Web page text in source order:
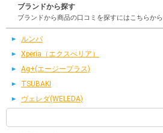
ブランドから探す
ブランドから商品の口コミを探すにはこちらから
ルンバ
Xperia（エクスぺリア）
Ag+(エージープラス)
TSUBAKI
ヴェレダ(WELEDA)